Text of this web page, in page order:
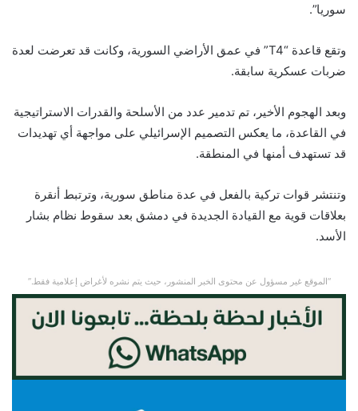
سوريا”.
وتقع قاعدة “T4” في عمق الأراضي السورية، وكانت قد تعرضت لعدة
ضربات عسكرية سابقة.
وبعد الهجوم الأخير، تم تدمير عدد من الأسلحة والقدرات الاستراتيجية
في القاعدة، ما يعكس التصميم الإسرائيلي على مواجهة أي تهديدات
قد تستهدف أمنها في المنطقة.
وتنتشر قوات تركية بالفعل في عدة مناطق سورية، وترتبط أنقرة
بعلاقات قوية مع القيادة الجديدة في دمشق بعد سقوط نظام بشار
الأسد.
“الموقع غير مسؤول عن محتوى الخبر المنشور، حيث يتم نشره لأغراض إعلامية فقط.”